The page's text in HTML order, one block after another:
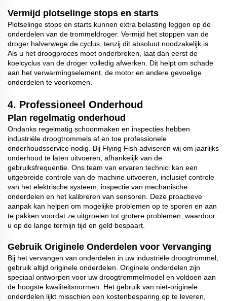
Vermijd plotselinge stops en starts
Plotselinge stops en starts kunnen extra belasting leggen op de
onderdelen van de trommeldroger. Vermijd het stoppen van de
droger halverwege de cyclus, tenzij dit absoluut noodzakelijk is.
Als u het droogproces moet onderbreken, laat dan eerst de
koelcyclus van de droger volledig afwerken. Dit helpt om schade
aan het verwarmingselement, de motor en andere gevoelige
onderdelen te voorkomen.
4. Professioneel Onderhoud
Plan regelmatig onderhoud
Ondanks regelmatig schoonmaken en inspecties hebben
industriële droogtrommels af en toe professionele
onderhoudsservice nodig. Bij Flying Fish adviseren wij om jaarlijks
onderhoud te laten uitvoeren, afhankelijk van de
gebruiksfrequentie. Ons team van ervaren technici kan een
uitgebreide controle van de machine uitvoeren, inclusief controle
van het elektrische systeem, inspectie van mechanische
onderdelen en het kalibreren van sensoren. Deze proactieve
aanpak kan helpen om mogelijke problemen op te sporen en aan
te pakken voordat ze uitgroeien tot grotere problemen, waardoor
u op de lange termijn tijd en geld bespaart.
Gebruik Originele Onderdelen voor Vervanging
Bij het vervangen van onderdelen in uw industriële droogtrommel,
gebruik altijd originele onderdelen. Originele onderdelen zijn
speciaal ontworpen voor uw droogtrommelmodel en voldoen aan
de hoogste kwaliteitsnormen. Het gebruik van niet-originele
onderdelen lijkt misschien een kostenbesparing op te leveren,